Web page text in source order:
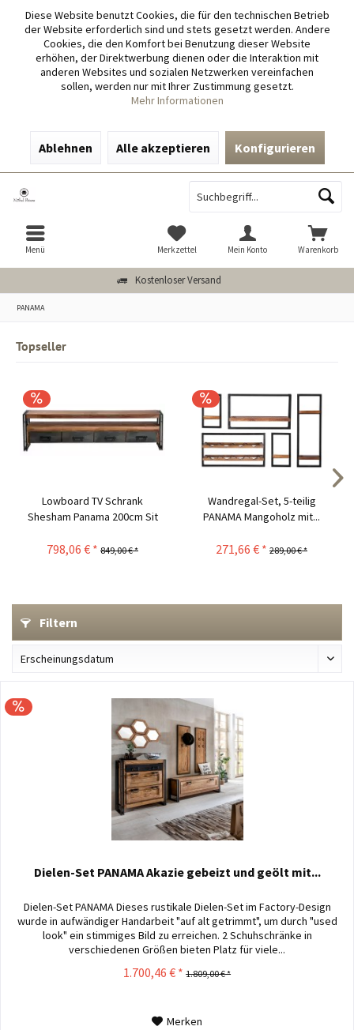
Diese Website benutzt Cookies, die für den technischen Betrieb
der Website erforderlich sind und stets gesetzt werden. Andere
Cookies, die den Komfort bei Benutzung dieser Website
erhöhen, der Direktwerbung dienen oder die Interaktion mit
anderen Websites und sozialen Netzwerken vereinfachen
sollen, werden nur mit Ihrer Zustimmung gesetzt.
Mehr Informationen
Ablehnen Alle akzeptieren Konfigurieren
Kostenloser Versand
Menü Warenkorb
Merkzettel Mein Konto
PANAMA
Topseller
Lowboard TV Schrank
Shesham Panama 200cm Sit
798,06 € * 849,00 € *
Wandregal-Set, 5-teilig
PANAMA Mangoholz mit...
271,66 € * 289,00 € *
Filtern
Dielen-Set PANAMA Akazie gebeizt und geölt mit...
Dielen-Set PANAMA Dieses rustikale Dielen-Set im Factory-Design
wurde in aufwändiger Handarbeit "auf alt getrimmt", um durch "used
look" ein stimmiges Bild zu erreichen. 2 Schuhschränke in
verschiedenen Größen bieten Platz für viele...
1.700,46 € * 1.809,00 € *
Merken